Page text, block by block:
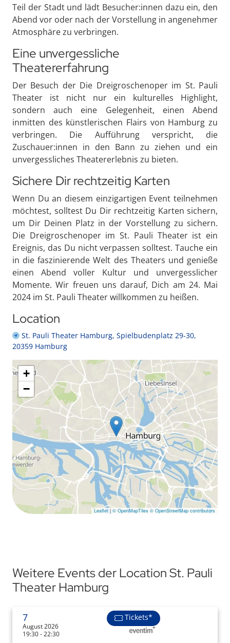
Teil der Stadt und lädt Besucher:innen dazu ein, den
Abend vor oder nach der Vorstellung in angenehmer
Atmosphäre zu verbringen.
Eine unvergessliche
Theatererfahrung
Der Besuch der Die Dreigroschenoper im St. Pauli
Theater ist nicht nur ein kulturelles Highlight,
sondern auch eine Gelegenheit, einen Abend
inmitten des künstlerischen Flairs von Hamburg zu
verbringen. Die Aufführung verspricht, die
Zuschauer:innen in den Bann zu ziehen und ein
unvergessliches Theatererlebnis zu bieten.
Sichere Dir rechtzeitig Karten
Wenn Du an diesem einzigartigen Event teilnehmen
möchtest, solltest Du Dir rechtzeitig Karten sichern,
um Dir Deinen Platz in der Vorstellung zu sichern.
Die Dreigroschenoper im St. Pauli Theater ist ein
Ereignis, das Du nicht verpassen solltest. Tauche ein
in die faszinierende Welt des Theaters und genieße
einen Abend voller Kultur und unvergesslicher
Momente. Wir freuen uns darauf, Dich am 24. Mai
2024 im St. Pauli Theater willkommen zu heißen.
Location
St. Pauli Theater Hamburg, Spielbudenplatz 29-30,
20359 Hamburg
+
−
Leaflet | © OpenMapTiles © OpenStreetMap contributors
Weitere Events der Location St. Pauli
Theater Hamburg
7
August 2026
19:30 - 22:30
Tickets*